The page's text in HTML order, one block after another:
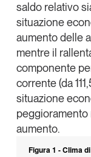
Tutti gli
Chi siamo
Contatti
Tendenze
La nostra
saldo relativo
situazione
aumento delle
mentre il
componente
corrente (da
situazione
aumento.
Figura 1 - Clima